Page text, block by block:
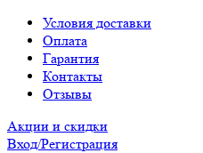
Условия доставки
Оплата
Гарантия
Контакты
Отзывы
Акции и скидки
Вход/Регистрация